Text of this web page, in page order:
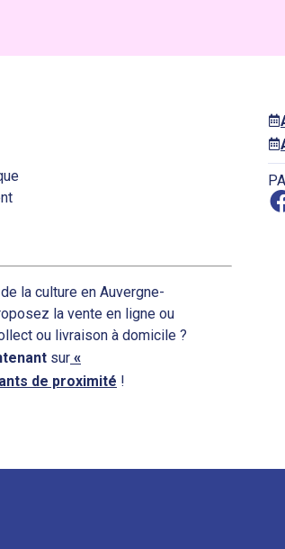
la culture en Auvergne-
la vente en ligne ou
ou livraison à domicile ?
sur «
de proximité !